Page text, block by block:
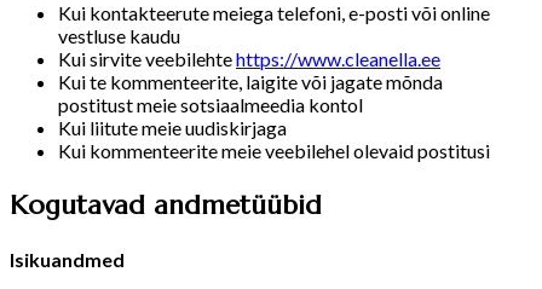
Kui kontakteerute meiega telefoni, e-posti või online
vestluse kaudu
Kui sirvite veebilehtehttps://www.cleanella.ee
Kui te kommenteerite, laigite või jagate mõnda
postitust meie sotsiaalmeedia kontol
Kui liitute meie uudiskirjaga
Kui kommenteerite meie veebilehel olevaid postitusi
Kogutavad andmetüübid
Isikuandmed